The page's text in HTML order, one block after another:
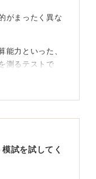
がまったく異な
能力といった、
測るテストで
習法を見つけ
試を試してく